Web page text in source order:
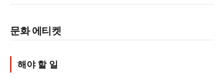
문화 에티켓
해야 할 일